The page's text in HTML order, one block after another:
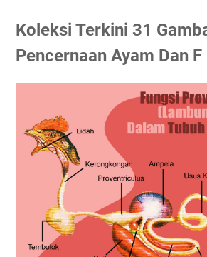
Koleksi Terkini 31
Pencernaan Ayam Dan